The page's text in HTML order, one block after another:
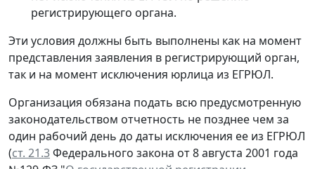
регистрирующего органа.
Эти условия должны быть выполнены как на момент
представления заявления в регистрирующий орган,
так и на момент исключения юрлица из ЕГРЮЛ.
Организация обязана подать всю предусмотренную
законодательством отчетность не позднее чем за
один рабочий день до даты исключения ее из ЕГРЮЛ
(ст. 21.3Федерального закона от 8 августа 2001 года